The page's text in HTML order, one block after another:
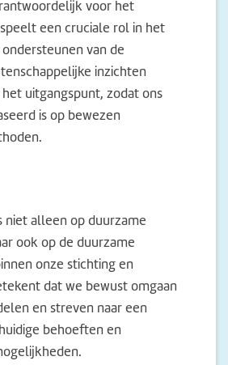
voor het
een cruciale rol in het
van de
inzichten
uitgangspunt, zodat ons
is op bewezen
niet alleen op duurzame
ook op de duurzame
onze stichting en
dat we bewust omgaan
en streven naar een
behoeften en